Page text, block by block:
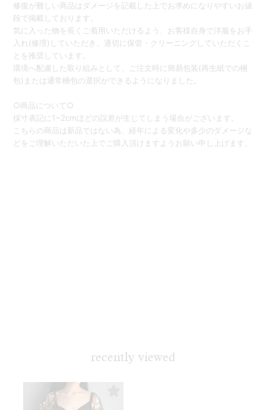
修復が難しい商品はダメージを記載した上でお求めになりやすいお値
段で掲載しております。
気に入った物を長くご着用いただけるよう、お客様自身で洋服をお手
入れ(修理)していただき、適切に保管・クリーニングしていただくこ
とを推奨しています。
環境へ配慮した取り組みとして、ご注文時に簡易包装(再生紙での梱
包)または通常梱包の選択ができるようになりました。
○商品について○
採寸表記に1~2cmほどの誤差が生じてしまう場合がございます。
こちらの商品は新品ではない為、経年による変化や多少のダメージな
どをご理解いただいた上でご購入頂けますようお願い申し上げます。
recently viewed